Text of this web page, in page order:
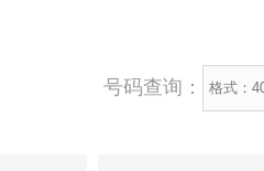
号码查询：